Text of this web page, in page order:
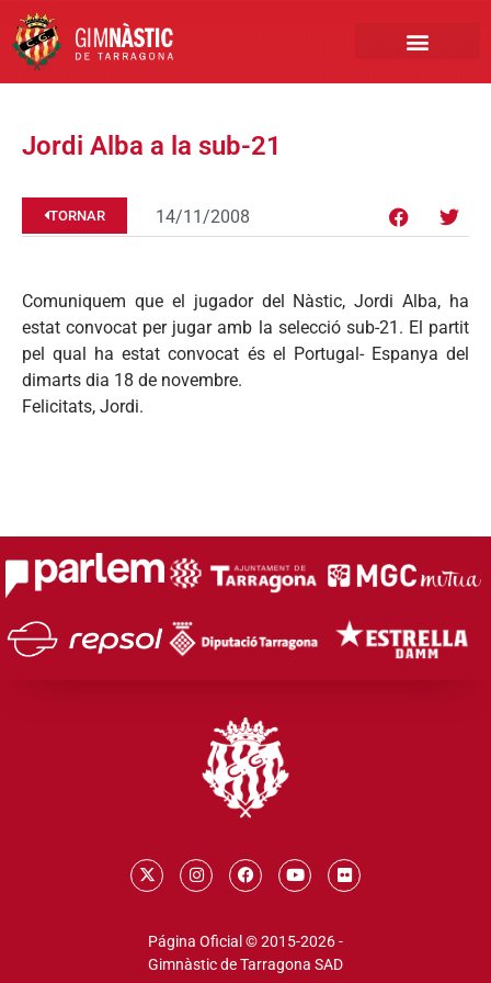
Jordi Alba a la sub-21
TORNAR 14/11/2008
Comuniquem que el jugador del Nàstic, Jordi Alba, ha
estat convocat per jugar amb la selecció sub-21. El partit
pel qual ha estat convocat és el Portugal- Espanya del
dimarts dia 18 de novembre.
Felicitats, Jordi.
Página Oficial © 2015-2026 -
Gimnàstic de Tarragona SAD